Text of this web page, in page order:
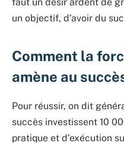
faut un désir ardent de
un objectif, d’avoir du
Comment la
amène au
Pour réussir, on dit
succès investissent 10
pratique et d’exécution